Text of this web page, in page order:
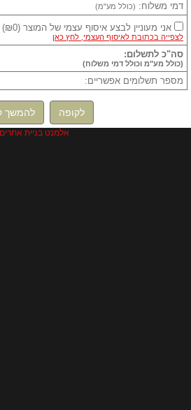
דמי משלוח: (כולל מע"מ)
אני מעוניין לבצע איסוף עצמי של המוצר (
₪0
)
לצפייה בכתובת לאיסוף העצמי, לחץ כאן
סה"כ לתשלום:
(כולל מע"מ וכולל דמי משלוח)
מספר תשלומים אפשריים:
לקופה להמשך
אלמנט בניית אתרים